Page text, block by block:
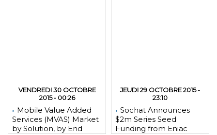
VENDREDI 30 OCTOBRE
2015 - 00:26
Mobile Value Added
Services (MVAS) Market
by Solution, by End
JEUDI 29 OCTOBRE 2015 -
23:10
Sochat Announces
$2m Series Seed
Funding from Eniac